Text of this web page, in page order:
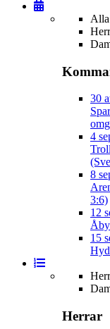
Alla
30
4
8
3:6)
12
15
Herrar